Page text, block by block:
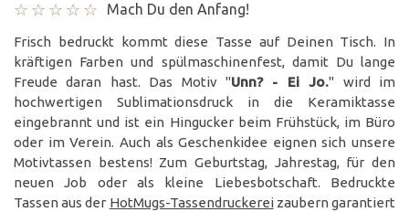
Mach Du den Anfang!
Frisch bedruckt kommt diese Tasse auf Deinen Tisch. In
kräftigen Farben und spülmaschinenfest, damit Du lange
Freude daran hast. Das Motiv "Unn? - Ei Jo." wird im
hochwertigen Sublimationsdruck in die Keramiktasse
eingebrannt und ist ein Hingucker beim Frühstück, im Büro
oder im Verein. Auch als Geschenkidee eignen sich unsere
Motivtassen bestens! Zum Geburtstag, Jahrestag, für den
neuen Job oder als kleine Liebesbotschaft. Bedruckte
Tassen aus der HotMugs-Tassendruckereizaubern garantiert